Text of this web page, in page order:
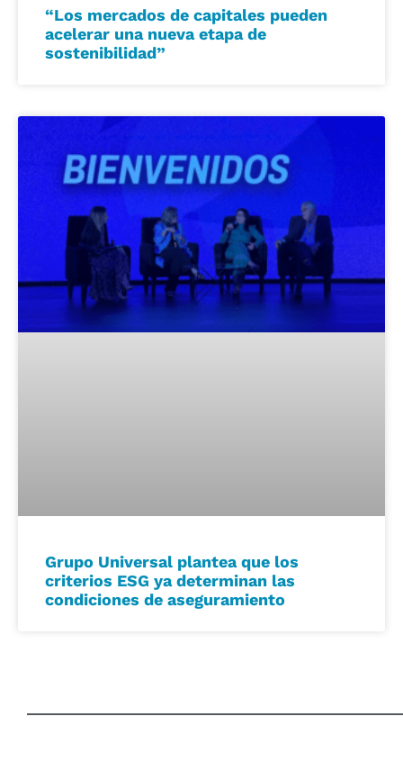
“Los mercados de capitales pueden
acelerar una nueva etapa de
sostenibilidad”
Grupo Universal plantea que los
criterios ESG ya determinan las
condiciones de aseguramiento